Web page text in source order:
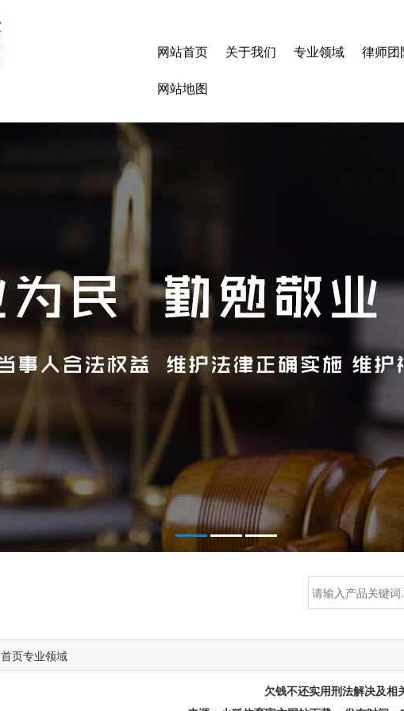
网站首页 关于我们 专业领域
律师团
网站地图
首页专业领域
欠钱不还实用刑法解决及相